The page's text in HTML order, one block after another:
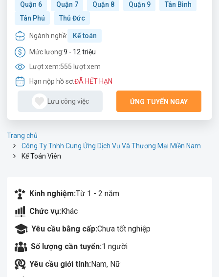
Quận 6
Quận 7 Quận 8 Quận 9
Tân Bình
Tân Phú
Thủ Đức
Ngành nghề: Kế toán
Mức lương:9 - 12 triệu
Lượt xem:555 lượt xem
Hạn nộp hồ sơ:ĐÃ HẾT HẠN
Lưu công việc ỨNG TUYỂN NGAY
Trang chủ
Công Ty Tnhh Cung Ứng Dịch Vụ Và Thương Mại Miền Nam
Kế Toán Viên
Kinh nghiệm:Từ 1 - 2 năm
Chức vụ:Khác
Yêu cầu bằng cấp:Chưa tốt nghiệp
Số lượng cần tuyển:1 người
Yêu cầu giới tính:Nam, Nữ